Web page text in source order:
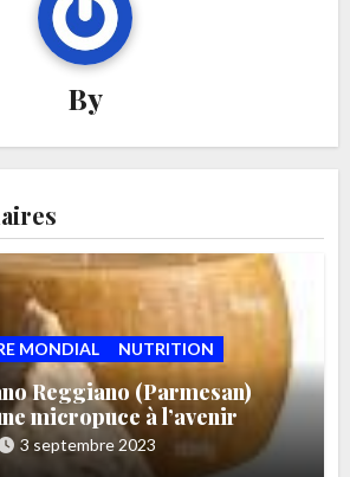
By
MONDIAL NUTRITION
Reggiano (Parmesan)
micropuce à l’avenir
3 septembre 2023